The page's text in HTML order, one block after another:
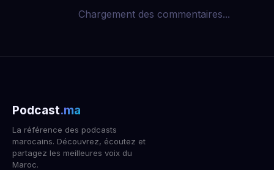
Chargement des commentaires...
Podcast.ma
La référence des podcasts
marocains. Découvrez, écoutez et
partagez les meilleures voix du
Maroc.